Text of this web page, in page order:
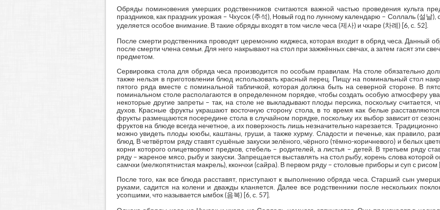
Обряды поминовения умерших родственников считаются важной частью проведения культа
праздников, как праздник урожая – Чхусок (추석), Новый год по лунному календарю – Соллаль (설날
уделяется особое внимание. В такие обряды входят в том числе чеса (제사) и чхаре (차례) [6, с. 52].
После смерти родственника проводят церемонию киджеса, которая входит в обряд чеса. Данный
после смерти члена семьи. Для него накрывают на стол при зажжённых свечах, а затем гасят эти
предметом.
Сервировка стола для обряда чеса производится по особым правилам. На столе обязательно
также нельзя в приготовлении блюд использовать красный перец. Пищу на поминальный стол
пятого ряда вместе с поминальной табличкой, которая должна быть на северной стороне. В
поминальном столе располагаются в определенном порядке, чтобы создать особую атмосферу
некоторые другие запреты – так, на столе не выкладывают плоды персика, поскольку считается,
духов. Красные фрукты украшают восточную сторону стола, в то время как белые
фрукты размещаются посередине стола в случайном порядке, поскольку их выбор зависит от
фруктов на блюде всегда нечетное, а их поверхность лишь незначительно нарезается.
можно увидеть плоды ююбы, каштаны, груши, а также хурму. Сладости и печенье, как правило,
блюд. В четвёртом ряду ставят сушёные закуски зелёного, чёрного (тёмно-коричневого) и белых
корни которого олицетворяют предков, стебель – родителей, а листья – детей. В третьем ряду
ряду – жареное мясо, рыбу и закуски. Запрещается выставлять на стол рыбу, корень слова которой
самчхи (мелкопятнистая макрель), ккончхи (сайра). В первом ряду – столовые приборы и суп с рисом
После того, как все блюда расставят, приступают к выполнению обряда чеса. Старший сын
руками, садится на колени и дважды кланяется. Далее все родственники после нескольких
усопшими, что называется ымбок (음복) [6, с. 57].